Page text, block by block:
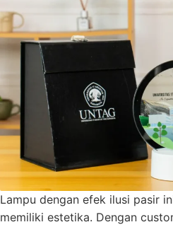
Lampu dengan efek ilusi pasir
memiliki estetika. Dengan